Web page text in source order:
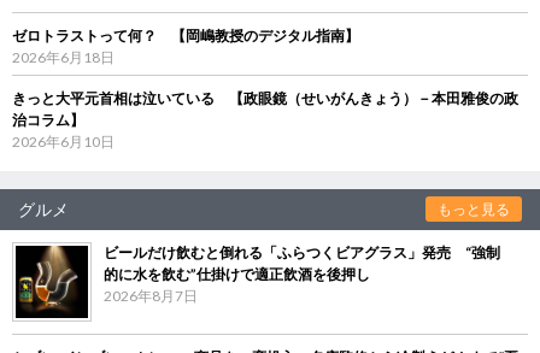
ゼロトラストって何？ 【岡嶋教授のデジタル指南】
2026年6月18日
きっと大平元首相は泣いている 【政眼鏡（せいがんきょう）－本田雅俊の政
治コラム】
2026年6月10日
グルメ もっと見る
ビールだけ飲むと倒れる「ふらつくビアグラス」発売 “強制
的に水を飲む”仕掛けで適正飲酒を後押し
2026年8月7日